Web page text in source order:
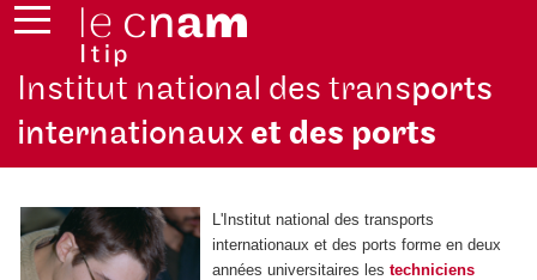
Institut national des transports
internationauxet des ports
L'Institut national des transports
internationaux et des ports forme en deux
années universitaires les techniciens